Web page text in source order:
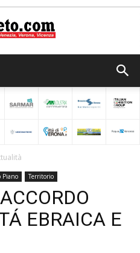
del
Veneto
Piano Territorio
EBRAICA E